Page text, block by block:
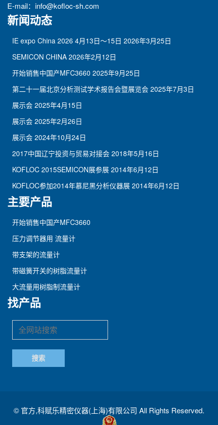
E-mail： info@kofloc-sh.com
新闻动态
IE expo China 2026 4月13日～15日 2026年3月25日
SEMICON CHINA 2026年2月12日
开始销售中国产MFC3660 2025年9月25日
第二十一届北京分析测试学术报告会暨展览会 2025年7月3日
展示会 2025年4月15日
展示会 2025年2月26日
展示会 2024年10月24日
2017中国辽宁投资与贸易对接会 2018年5月16日
KOFLOC 2015SEMICON展参展 2014年6月12日
KOFLOC参加2014年慕尼黑分析仪器展 2014年6月12日
主要产品
开始销售中国产MFC3660
压力调节器用 流量计
带支架的流量计
带磁簧开关的树脂流量计
大流量用树脂制流量计
找产品
© 官方,科赋乐精密仪器(上海)有限公司 All Rights Reserved.